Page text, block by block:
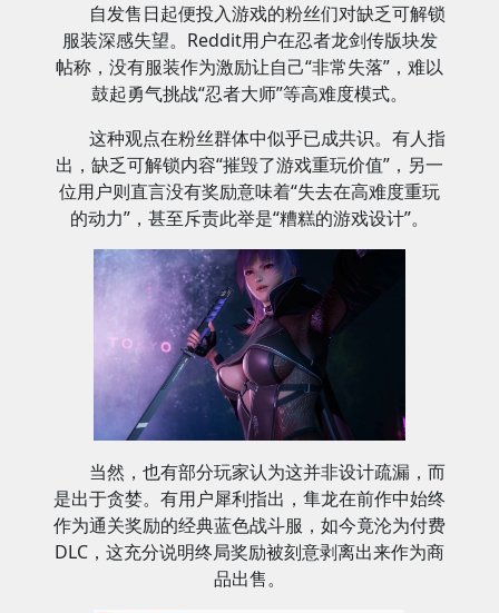
自发售日起便投入游戏的粉丝们对缺乏可解锁
服装深感失望。Reddit用户在忍者龙剑传版块发
帖称，没有服装作为激励让自己“非常失落”，难以
鼓起勇气挑战“忍者大师”等高难度模式。
这种观点在粉丝群体中似乎已成共识。有人指
出，缺乏可解锁内容“摧毁了游戏重玩价值”，另一
位用户则直言没有奖励意味着“失去在高难度重玩
的动力”，甚至斥责此举是“糟糕的游戏设计”。
当然，也有部分玩家认为这并非设计疏漏，而
是出于贪婪。有用户犀利指出，隼龙在前作中始终
作为通关奖励的经典蓝色战斗服，如今竟沦为付费
DLC，这充分说明终局奖励被刻意剥离出来作为商
品出售。